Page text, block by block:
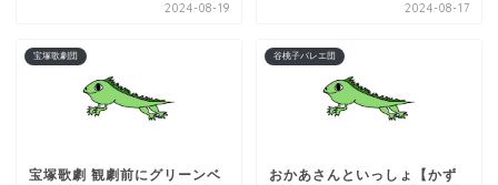
2024-08-19 2024-08-17
宝塚歌劇団
宝塚歌劇 観劇前にグリーンベ
谷桃子バレエ団
おかあさんといっしょ【かず